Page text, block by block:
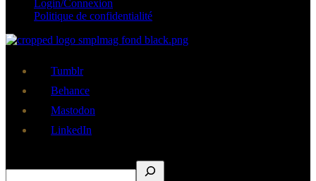
Login/Connexion
Politique de confidentialité
Tumblr
Behance
Mastodon
LinkedIn